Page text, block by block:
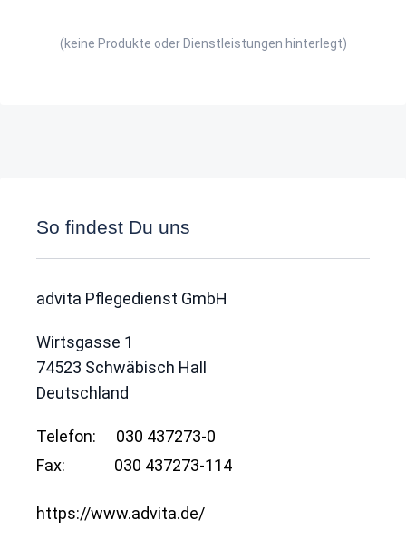
(keine Produkte oder Dienstleistungen hinterlegt)
So findest Du uns
advita Pflegedienst GmbH
Wirtsgasse 1
74523 Schwäbisch Hall
Deutschland
Telefon:
030 437273-0
Fax:
030 437273-114
https://www.advita.de/